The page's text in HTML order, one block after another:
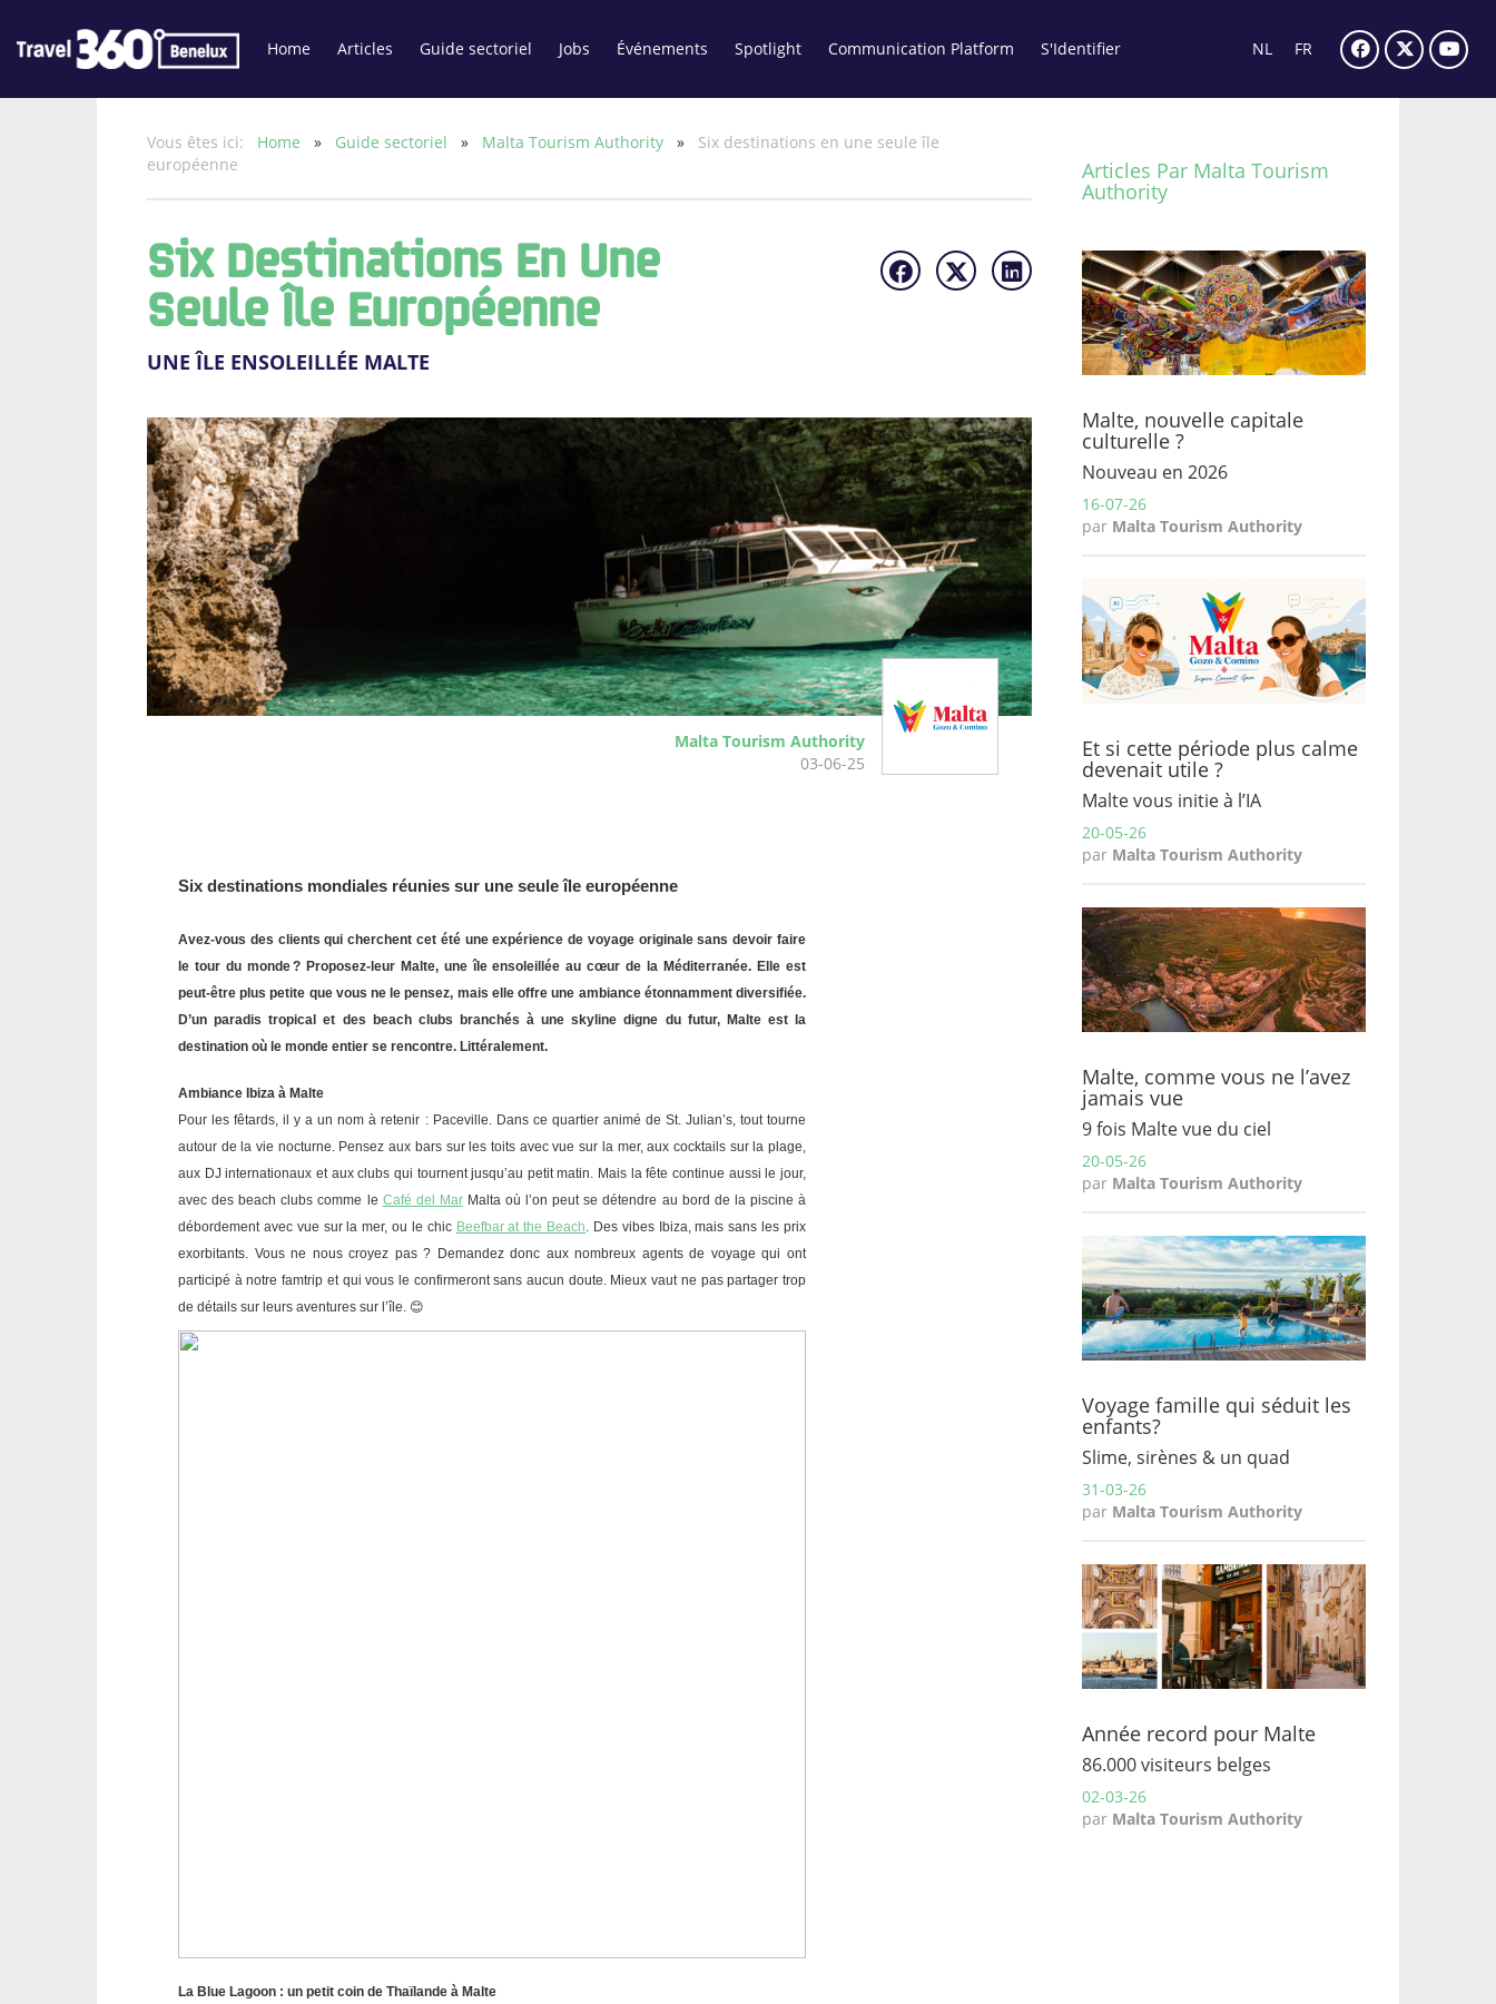
Home Articles Guide sectoriel Jobs Événements Spotlight Communication Platform S'Identifier NL FR
Vous êtes ici: Home » Guide sectoriel » Malta Tourism Authority »
Six destinations en une seule île
européenne
Six Destinations En Une
Seule Île Européenne
UNE ÎLE ENSOLEILLÉE MALTE
Malta Tourism Authority
03-06-25
Six destinations mondiales réunies sur une seule île européenne
Avez-vous des clients qui cherchent cet été une expérience de voyage originale sans devoir faire
le tour du monde ? Proposez-leur Malte, une île ensoleillée au cœur de la Méditerranée. Elle est
peut-être plus petite que vous ne le pensez, mais elle offre une ambiance étonnamment diversifiée.
D’un paradis tropical et des beach clubs branchés à une skyline digne du futur, Malte est la
destination où le monde entier se rencontre. Littéralement.
Ambiance Ibiza à Malte
Pour les fêtards, il y a un nom à retenir : Paceville. Dans ce quartier animé de St. Julian’s, tout tourne
autour de la vie nocturne. Pensez aux bars sur les toits avec vue sur la mer, aux cocktails sur la plage,
aux DJ internationaux et aux clubs qui tournent jusqu’au petit matin. Mais la fête continue aussi le jour,
avec des beach clubs comme le Café del MarMalta où l’on peut se détendre au bord de la piscine à
débordement avec vue sur la mer, ou le chic Beefbar at the Beach. Des vibes Ibiza, mais sans les prix
exorbitants. Vous ne nous croyez pas ? Demandez donc aux nombreux agents de voyage qui ont
participé à notre famtrip et qui vous le confirmeront sans aucun doute. Mieux vaut ne pas partager trop
de détails sur leurs aventures sur l’île. 😊
La Blue Lagoon : un petit coin de Thaïlande à Malte
Articles Par Malta Tourism
Authority
Malte, nouvelle capitale
culturelle ?
Nouveau en 2026
16-07-26
par Malta Tourism Authority
Et si cette période plus calme
devenait utile ?
Malte vous initie à l’IA
20-05-26
par Malta Tourism Authority
Malte, comme vous ne l’avez
jamais vue
9 fois Malte vue du ciel
20-05-26
par Malta Tourism Authority
Voyage famille qui séduit les
enfants?
Slime, sirènes & un quad
31-03-26
par Malta Tourism Authority
Année record pour Malte
86.000 visiteurs belges
02-03-26
par Malta Tourism Authority